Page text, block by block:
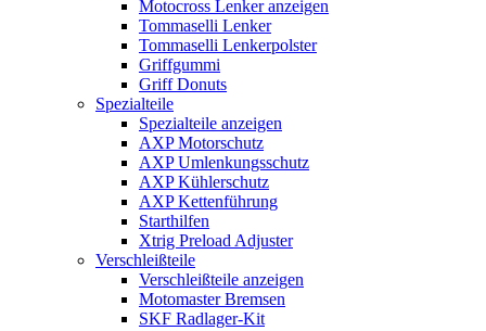
Motocross Lenker anzeigen
Tommaselli Lenker
Tommaselli Lenkerpolster
Griffgummi
Griff Donuts
Spezialteile
Spezialteile anzeigen
AXP Motorschutz
AXP Umlenkungsschutz
AXP Kühlerschutz
AXP Kettenführung
Starthilfen
Xtrig Preload Adjuster
Verschleißteile
Verschleißteile anzeigen
Motomaster Bremsen
SKF Radlager-Kit